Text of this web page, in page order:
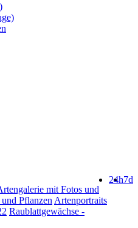
7d
24h
mit Fotos und
Pflanzen Artenportraits
Raublattgewächse -